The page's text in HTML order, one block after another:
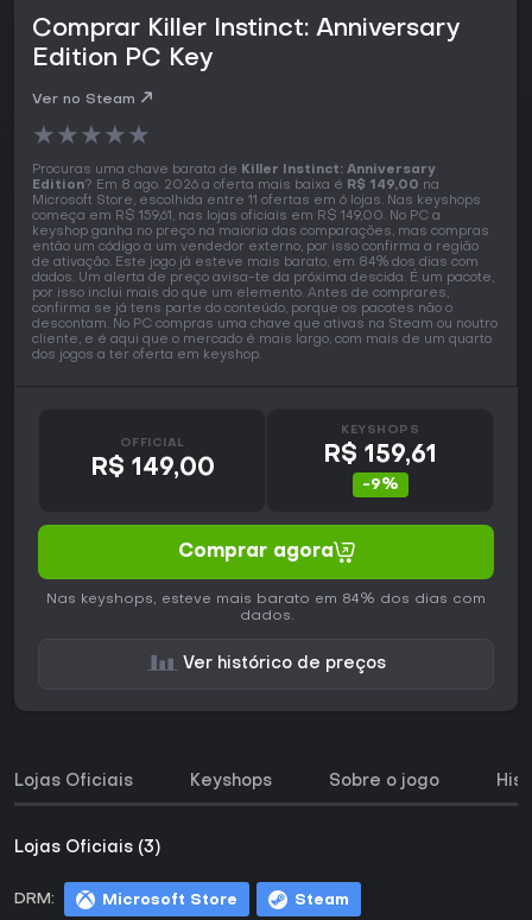
Comprar Killer Instinct: Anniversary
Edition PC Key
Ver no Steam
★★★★★
Procuras uma chave barata de Killer Instinct: Anniversary
Edition? Em 8 ago. 2026 a oferta mais baixa é R$ 149,00 na
Microsoft Store, escolhida entre 11 ofertas em 6 lojas. Nas keyshops
começa em R$ 159,61, nas lojas oficiais em R$ 149,00. No PC a
keyshop ganha no preço na maioria das comparações, mas compras
então um código a um vendedor externo, por isso confirma a região
de ativação. Este jogo já esteve mais barato, em 84% dos dias com
dados. Um alerta de preço avisa-te da próxima descida. É um pacote,
por isso inclui mais do que um elemento. Antes de comprares,
confirma se já tens parte do conteúdo, porque os pacotes não o
descontam. No PC compras uma chave que ativas na Steam ou noutro
cliente, e é aqui que o mercado é mais largo, com mais de um quarto
dos jogos a ter oferta em keyshop.
OFFICIAL
R$ 149,00
KEYSHOPS
R$ 159,61
-9%
Comprar agora
Nas keyshops, esteve mais barato em 84% dos dias com
dados.
Ver histórico de preços
Lojas Oficiais Keyshops Sobre o jogo
Lojas Oficiais (3)
DRM: Microsoft Store Steam